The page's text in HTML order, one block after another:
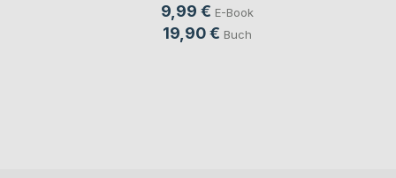
9,99 € E-Book
19,90 € Buch